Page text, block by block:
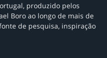
, produzido pelos
Boro ao longo de mais de
de pesquisa, inspiração